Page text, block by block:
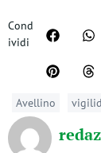
Cond
ividi
Avellino